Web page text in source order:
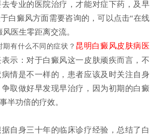
专业的医院治疗，才能对症下药，及早
白癜风方面需要咨询的，可以点击“在线
医生零距离交流。
期有什么不同的症状？ 昆明白癜风皮肤病医
示：对于白癜风这一皮肤顽疾而言，不
情是不一样的，患者应该及时关注自身
取做好早发现早治疗，因为初期的白癜
半功倍的疗效。
身三十年的临床诊疗经验，总结了白